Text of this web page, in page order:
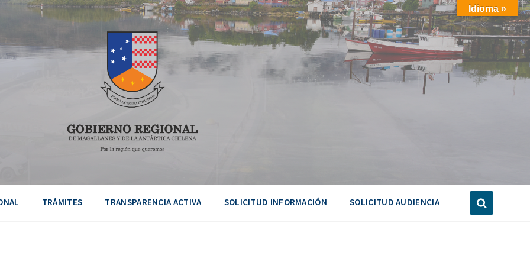
TRÁMITES TRANSPARENCIA ACTIVA SOLICITUD INFORMACIÓN SOLICITUD AUDIENCIA
Idioma »